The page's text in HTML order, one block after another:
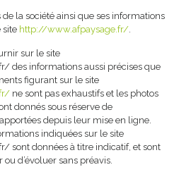
de la société ainsi que ses informations
site http://www.afpaysage.fr/.
sur le site
des informations aussi précises que
figurant sur le site
ne sont pas exhaustifs et les photos
donnés sous réserve de
depuis leur mise en ligne.
indiquées sur le site
sont données à titre indicatif, et sont
d’évoluer sans préavis.